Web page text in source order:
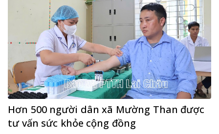
Hơn 500 người dân xã Mường Than được
tư vấn sức khỏe cộng đồng